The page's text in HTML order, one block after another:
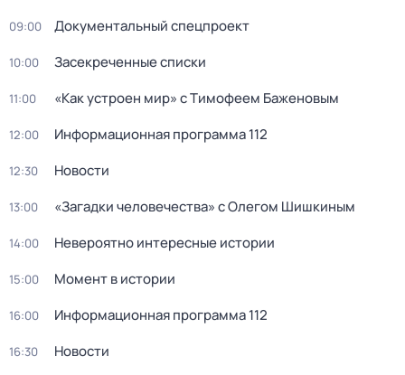
09:00 Документальный спецпpоeкт
10:00 Заceкpeченные списки
11:00 «Как устроен мир» с Тимофеем Баженовым
12:00 Информационная программа 112
12:30 Новости
13:00 «Загадки человечества» с Олегом Шишкиным
14:00 Невероятно интересные истории
15:00 Момент в истории
16:00 Информационная программа 112
16:30 Новости